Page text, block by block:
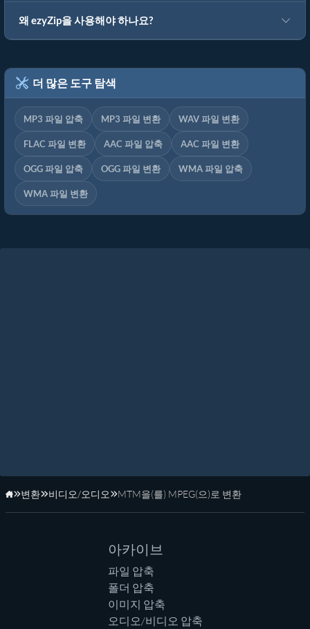
왜 ezyZip을 사용해야 하나요?
더 많은 도구 탐색
MP3 파일 압축 MP3 파일 변환 WAV 파일 변환
FLAC 파일 변환 AAC 파일 압축 AAC 파일 변환
OGG 파일 압축 OGG 파일 변환 WMA 파일 압축
WMA 파일 변환
홈페이지
변환 비디오/오디오 MTM을(를) MPEG(으)로 변환
아카이브
파일 압축
폴더 압축
이미지 압축
오디오/비디오 압축